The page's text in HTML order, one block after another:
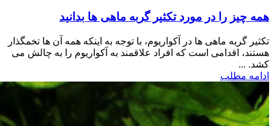
همه چیز را در مورد تکثیر گربه ماهی ها بدانید
تکثیر گربه ماهی ها در آکواریوم، با توجه به اینکه همه آن ها تخمگذار
هستند، اقدامی است که افراد علاقمند به آکواریوم را به چالش می
کشد. ...
ادامه مطلب